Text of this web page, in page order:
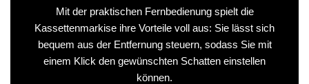
Mit der praktischen Fernbedienung spielt die
Kassettenmarkise ihre Vorteile voll aus: Sie lässt sich
bequem aus der Entfernung steuern, sodass Sie mit
einem Klick den gewünschten Schatten einstellen
können.